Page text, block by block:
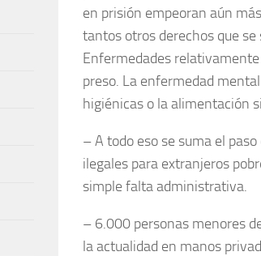
en prisión empeoran aún
tantos otros derechos que
Enfermedades
preso. La enfermedad
higiénicas o la alimentación
– A todo eso se suma el
ilegales para extranjeros
simple falta administrativa.
– 6.000 personas menores
la actualidad en manos